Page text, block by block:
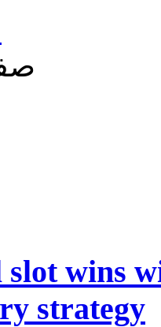
wins
strategy